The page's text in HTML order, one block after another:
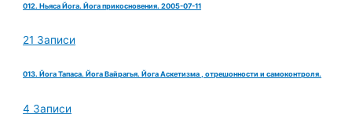
012. Ньяса Йога. Йога прикосновения. 2005-07-11
21 Записи
013. Йога Тапаса. Йога Вайрагья. Йога Аскетизма , отрешонности и самоконтроля.
4 Записи